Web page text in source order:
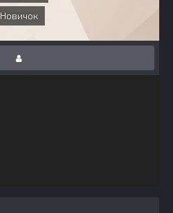
Новичок